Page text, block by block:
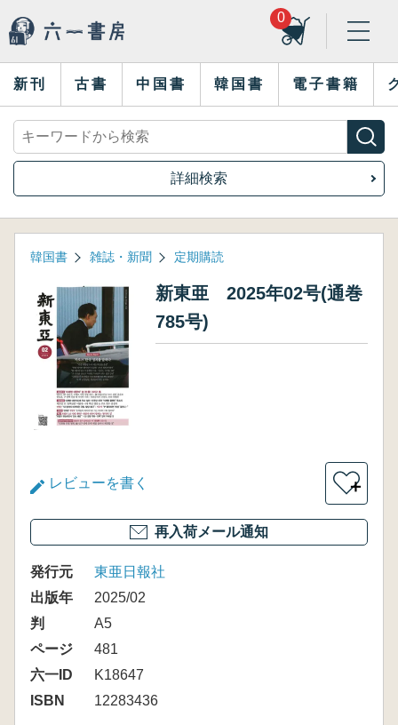
0
新刊 古書 中国書 韓国書 電子書籍
詳細検索
韓国書 雑誌・新聞 定期購読
新東亜 2025年02号(通巻
785号)
レビューを書く ＋
再入荷メール通知
発行元
東亜日報社
出版年
2025/02
判
A5
ページ
481
六一ID
K18647
ISBN
12283436